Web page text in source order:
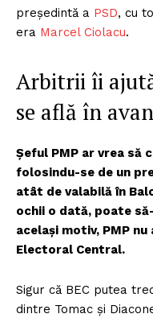
președintă a PSD, cu
era Marcel Ciolacu.
Arbitrii îi
se află în
Șeful PMP ar vrea să
folosindu-se de un
atât de valabilă în
ochii o dată, poate
același motiv, PMP
Electoral Central.
Sigur că BEC putea
dintre Tomac și